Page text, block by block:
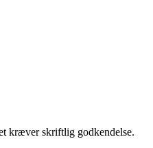
kræver skriftlig godkendelse.